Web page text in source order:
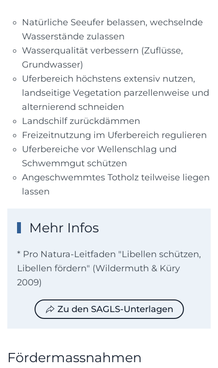
Natürliche Seeufer belassen, wechselnde
Wasserstände zulassen
Wasserqualität verbessern (Zuflüsse,
Grundwasser)
Uferbereich höchstens extensiv nutzen,
landseitige Vegetation parzellenweise und
alternierend schneiden
Landschilf zurückdämmen
Freizeitnutzung im Uferbereich regulieren
Uferbereiche vor Wellenschlag und
Schwemmgut schützen
Angeschwemmtes Totholz teilweise liegen
lassen
Mehr Infos
* Pro Natura-Leitfaden "Libellen schützen,
Libellen fördern" (Wildermuth & Küry
2009)
Zu den SAGLS-Unterlagen
Fördermassnahmen